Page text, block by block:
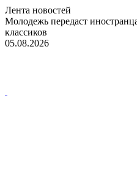
Лента новостей
Молодежь передаст
классиков
05.08.2026